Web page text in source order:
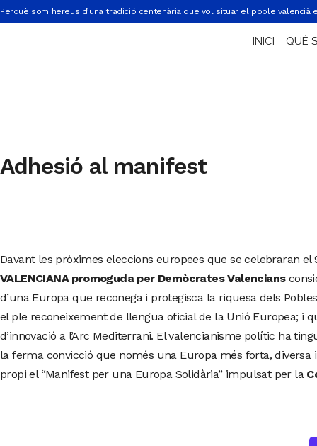
Perquè som hereus d’una tradició centenària que vol situar el poble valencià
INICI QUÈ
Adhesió al manifest
Davant les pròximes eleccions europees que se celebraran
VALENCIANA promoguda per Demòcrates Valencians
d’una Europa que reconega i protegisca la riquesa dels
el ple reconeixement de llengua oficial de la Unió Europea; i
d’innovació a l’Arc Mediterrani. El valencianisme polític ha
la ferma convicció que només una Europa més forta,
propi el “Manifest per una Europa Solidària” impulsat per la